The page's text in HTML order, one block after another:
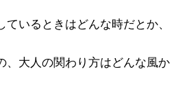
いるときはどんな時だとか、
、大人の関わり方はどんな風か